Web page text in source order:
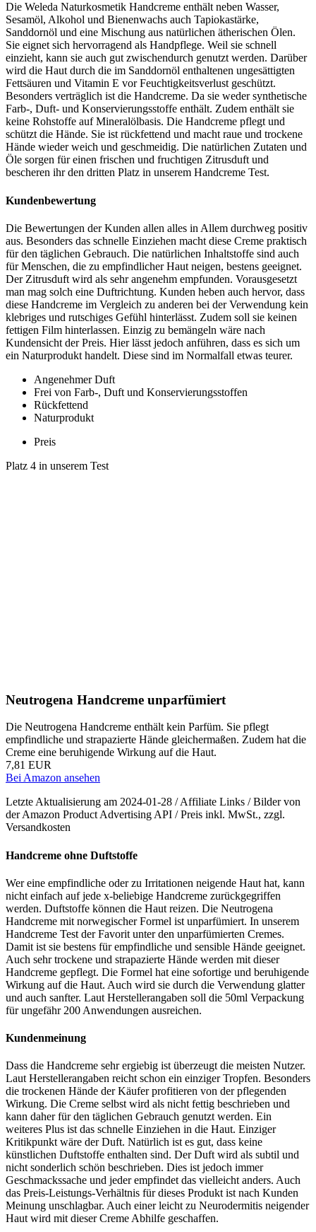
Die Weleda Naturkosmetik Handcreme enthält neben Wasser,
Sesamöl, Alkohol und Bienenwachs auch Tapiokastärke,
Sanddornöl und eine Mischung aus natürlichen ätherischen Ölen.
Sie eignet sich hervorragend als Handpflege. Weil sie schnell
einzieht, kann sie auch gut zwischendurch genutzt werden. Darüber
wird die Haut durch die im Sanddornöl enthaltenen ungesättigten
Fettsäuren und Vitamin E vor Feuchtigkeitsverlust geschützt.
Besonders verträglich ist die Handcreme. Da sie weder synthetische
Farb-, Duft- und Konservierungsstoffe enthält. Zudem enthält sie
keine Rohstoffe auf Mineralölbasis. Die Handcreme pflegt und
schützt die Hände. Sie ist rückfettend und macht raue und trockene
Hände wieder weich und geschmeidig. Die natürlichen Zutaten und
Öle sorgen für einen frischen und fruchtigen Zitrusduft und
bescheren ihr den dritten Platz in unserem Handcreme Test.
Kundenbewertung
Die Bewertungen der Kunden allen alles in Allem durchweg positiv
aus. Besonders das schnelle Einziehen macht diese Creme praktisch
für den täglichen Gebrauch. Die natürlichen Inhaltstoffe sind auch
für Menschen, die zu empfindlicher Haut neigen, bestens geeignet.
Der Zitrusduft wird als sehr angenehm empfunden. Vorausgesetzt
man mag solch eine Duftrichtung. Kunden heben auch hervor, dass
diese Handcreme im Vergleich zu anderen bei der Verwendung kein
klebriges und rutschiges Gefühl hinterlässt. Zudem soll sie keinen
fettigen Film hinterlassen. Einzig zu bemängeln wäre nach
Kundensicht der Preis. Hier lässt jedoch anführen, dass es sich um
ein Naturprodukt handelt. Diese sind im Normalfall etwas teurer.
Angenehmer Duft
Frei von Farb-, Duft und Konservierungsstoffen
Rückfettend
Naturprodukt
Preis
Platz 4 in unserem Test
Neutrogena Handcreme unparfümiert
Die Neutrogena Handcreme enthält kein Parfüm. Sie pflegt
empfindliche und strapazierte Hände gleichermaßen. Zudem hat die
Creme eine beruhigende Wirkung auf die Haut.
7,81 EUR
Bei Amazon ansehen
Letzte Aktualisierung am 2024-01-28 / Affiliate Links / Bilder von
der Amazon Product Advertising API / Preis inkl. MwSt., zzgl.
Versandkosten
Handcreme ohne Duftstoffe
Wer eine empfindliche oder zu Irritationen neigende Haut hat, kann
nicht einfach auf jede x-beliebige Handcreme zurückgegriffen
werden. Duftstoffe können die Haut reizen. Die Neutrogena
Handcreme mit norwegischer Formel ist unparfümiert. In unserem
Handcreme Test der Favorit unter den unparfümierten Cremes.
Damit ist sie bestens für empfindliche und sensible Hände geeignet.
Auch sehr trockene und strapazierte Hände werden mit dieser
Handcreme gepflegt. Die Formel hat eine sofortige und beruhigende
Wirkung auf die Haut. Auch wird sie durch die Verwendung glatter
und auch sanfter. Laut Herstellerangaben soll die 50ml Verpackung
für ungefähr 200 Anwendungen ausreichen.
Kundenmeinung
Dass die Handcreme sehr ergiebig ist überzeugt die meisten Nutzer.
Laut Herstellerangaben reicht schon ein einziger Tropfen. Besonders
die trockenen Hände der Käufer profitieren von der pflegenden
Wirkung. Die Creme selbst wird als nicht fettig beschrieben und
kann daher für den täglichen Gebrauch genutzt werden. Ein
weiteres Plus ist das schnelle Einziehen in die Haut. Einziger
Kritikpunkt wäre der Duft. Natürlich ist es gut, dass keine
künstlichen Duftstoffe enthalten sind. Der Duft wird als subtil und
nicht sonderlich schön beschrieben. Dies ist jedoch immer
Geschmackssache und jeder empfindet das vielleicht anders. Auch
das Preis-Leistungs-Verhältnis für dieses Produkt ist nach Kunden
Meinung unschlagbar. Auch einer leicht zu Neurodermitis neigender
Haut wird mit dieser Creme Abhilfe geschaffen.